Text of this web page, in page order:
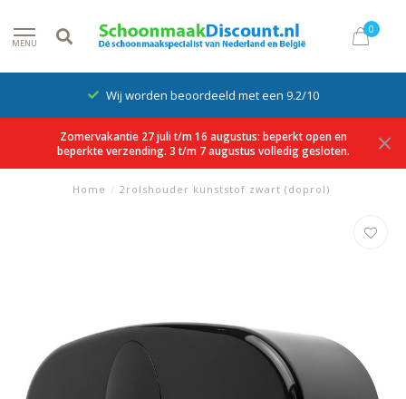
MENU
0
Wij worden beoordeeld met een 9.2/10
Zomervakantie 27 juli t/m 16 augustus: beperkt open en
beperkte verzending. 3 t/m 7 augustus volledig gesloten.
Home / 2rolshouder kunststof zwart (doprol)